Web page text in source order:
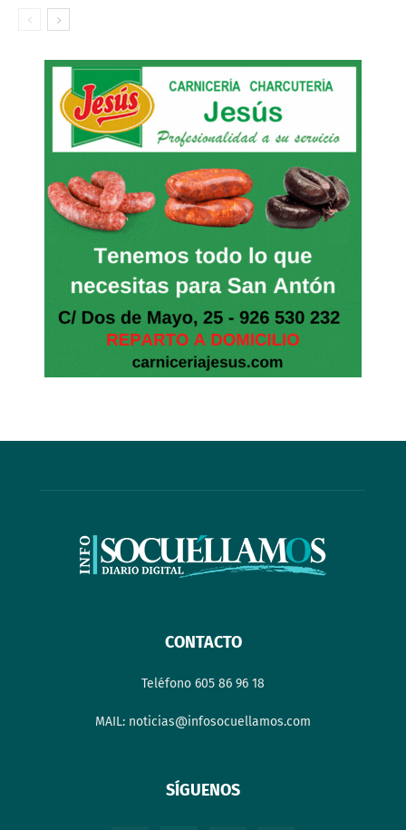
CONTACTO
Teléfono 605 86 96 18
MAIL: noticias@infosocuellamos.com
SÍGUENOS